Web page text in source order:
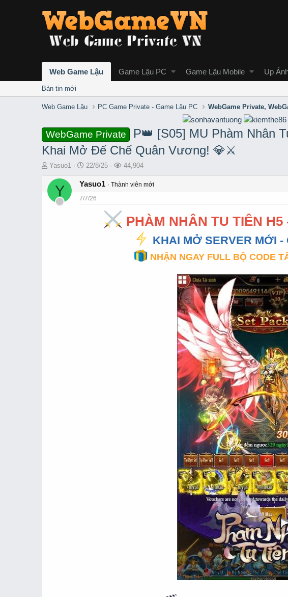
Web Game Lậu Game Lậu PC Game Lậu Mobile Up
Bản tin mới
Web Game Lậu PC Game Private - Game Lậu PC WebGame Private,
WebGame Private
P👑 [S05] MU Phàm Nhân
Khai Mở Đế Chế Quân Vương! 💎⚔️
T
r
a
Yasuo1
S
a
t
22/8/25
L
ợ
44,904
Y Yasuo1
Thành viên mới
7/7/26
PHÀM NHÂN TU TIÊN H5
KHAI MỞ SERVER MỚI -
NHẬN NGAY FULL BỘ CODE